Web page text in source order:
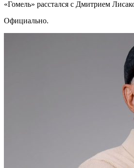
«Гомель» расстался с Дмитрием
Официально.